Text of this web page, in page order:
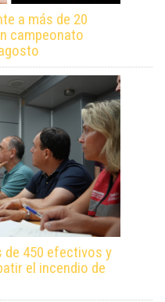
a más de 20
campeonato
de 450 efectivos y
el incendio de